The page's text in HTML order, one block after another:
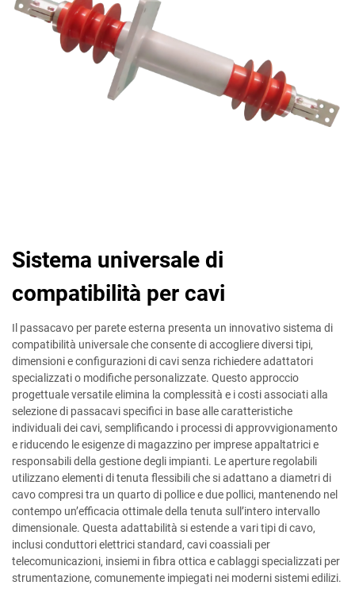
Sistema universale di
compatibilità per cavi
Il passacavo per parete esterna presenta un innovativo sistema di
compatibilità universale che consente di accogliere diversi tipi,
dimensioni e configurazioni di cavi senza richiedere adattatori
specializzati o modifiche personalizzate. Questo approccio
progettuale versatile elimina la complessità e i costi associati alla
selezione di passacavi specifici in base alle caratteristiche
individuali dei cavi, semplificando i processi di approvvigionamento
e riducendo le esigenze di magazzino per imprese appaltatrici e
responsabili della gestione degli impianti. Le aperture regolabili
utilizzano elementi di tenuta flessibili che si adattano a diametri di
cavo compresi tra un quarto di pollice e due pollici, mantenendo nel
contempo un’efficacia ottimale della tenuta sull’intero intervallo
dimensionale. Questa adattabilità si estende a vari tipi di cavo,
inclusi conduttori elettrici standard, cavi coassiali per
telecomunicazioni, insiemi in fibra ottica e cablaggi specializzati per
strumentazione, comunemente impiegati nei moderni sistemi edilizi.